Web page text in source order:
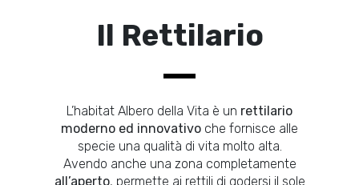
Il Rettilario
L’habitat Albero della Vita è un rettilario
moderno ed innovativo che fornisce alle
specie una qualità di vita molto alta.
Avendo anche una zona completamente
all’aperto, permette ai rettili di godersi il sole